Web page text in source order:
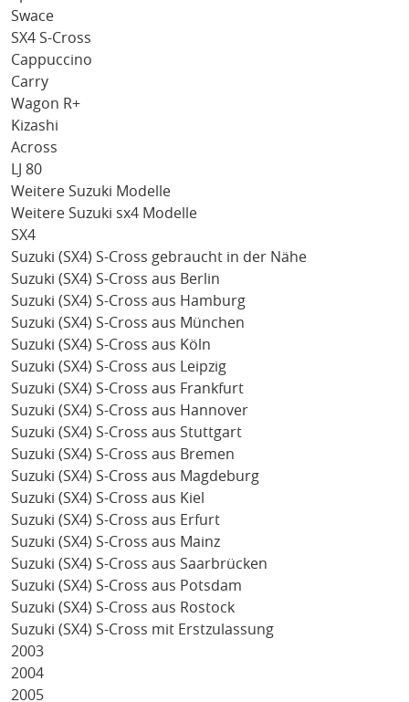
Swace
SX4 S-Cross
Cappuccino
Carry
Wagon R+
Kizashi
Across
LJ 80
Weitere Suzuki Modelle
Weitere Suzuki sx4 Modelle
SX4
Suzuki (SX4) S-Cross gebraucht in der Nähe
Suzuki (SX4) S-Cross aus Berlin
Suzuki (SX4) S-Cross aus Hamburg
Suzuki (SX4) S-Cross aus München
Suzuki (SX4) S-Cross aus Köln
Suzuki (SX4) S-Cross aus Leipzig
Suzuki (SX4) S-Cross aus Frankfurt
Suzuki (SX4) S-Cross aus Hannover
Suzuki (SX4) S-Cross aus Stuttgart
Suzuki (SX4) S-Cross aus Bremen
Suzuki (SX4) S-Cross aus Magdeburg
Suzuki (SX4) S-Cross aus Kiel
Suzuki (SX4) S-Cross aus Erfurt
Suzuki (SX4) S-Cross aus Mainz
Suzuki (SX4) S-Cross aus Saarbrücken
Suzuki (SX4) S-Cross aus Potsdam
Suzuki (SX4) S-Cross aus Rostock
Suzuki (SX4) S-Cross mit Erstzulassung
2003
2004
2005